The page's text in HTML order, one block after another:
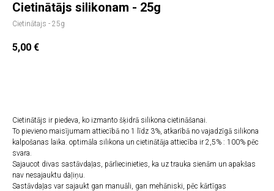
Cietinātājs silikonam - 25g
Cietinātajs - 25g
5,00 €
Cietinātājs ir piedeva, ko izmanto šķidrā silikona cietināšanai.
To pievieno maisījumam attiecībā no 1 līdz 3%, atkarībā no vajadzīgā silikona
kalpošanas laika. optimāla silikona un cietinātāja attiecība ir 2,5% : 100% pēc
svara.
Sajaucot divas sastāvdaļas, pārliecinieties, ka uz trauka sienām un apakšas
nav nesajauktu daļiņu.
Sastāvdaļas var sajaukt gan manuāli, gan mehāniski, pēc kārtīgas